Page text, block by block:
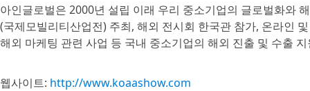
아인글로벌은 2000년 설립 이래 우리 중소기업의 글로벌화와
(국제모빌리티산업전) 주최, 해외 전시회 한국관 참가, 온라인
해외 마케팅 관련 사업 등 국내 중소기업의 해외 진출 및 수출
웹사이트: http://www.koaashow.com